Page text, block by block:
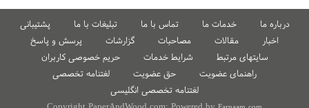
درباره ما خدمات ما تماس با ما تبلیغات با ما
پشتیبانی
اخبار
مقالات مصاحبات گزارشات
پرسش و پاسخ
سایتهای مرتبط
شرایط خدمات
حریم خصوصی کاربران
راهنمای عضویت
حق عضویت
لغتنامه تخصصی
لغتنامه تخصصی انگلیسی